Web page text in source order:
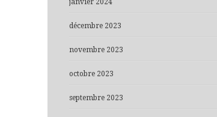
janvier 2024
décembre 2023
novembre 2023
octobre 2023
septembre 2023